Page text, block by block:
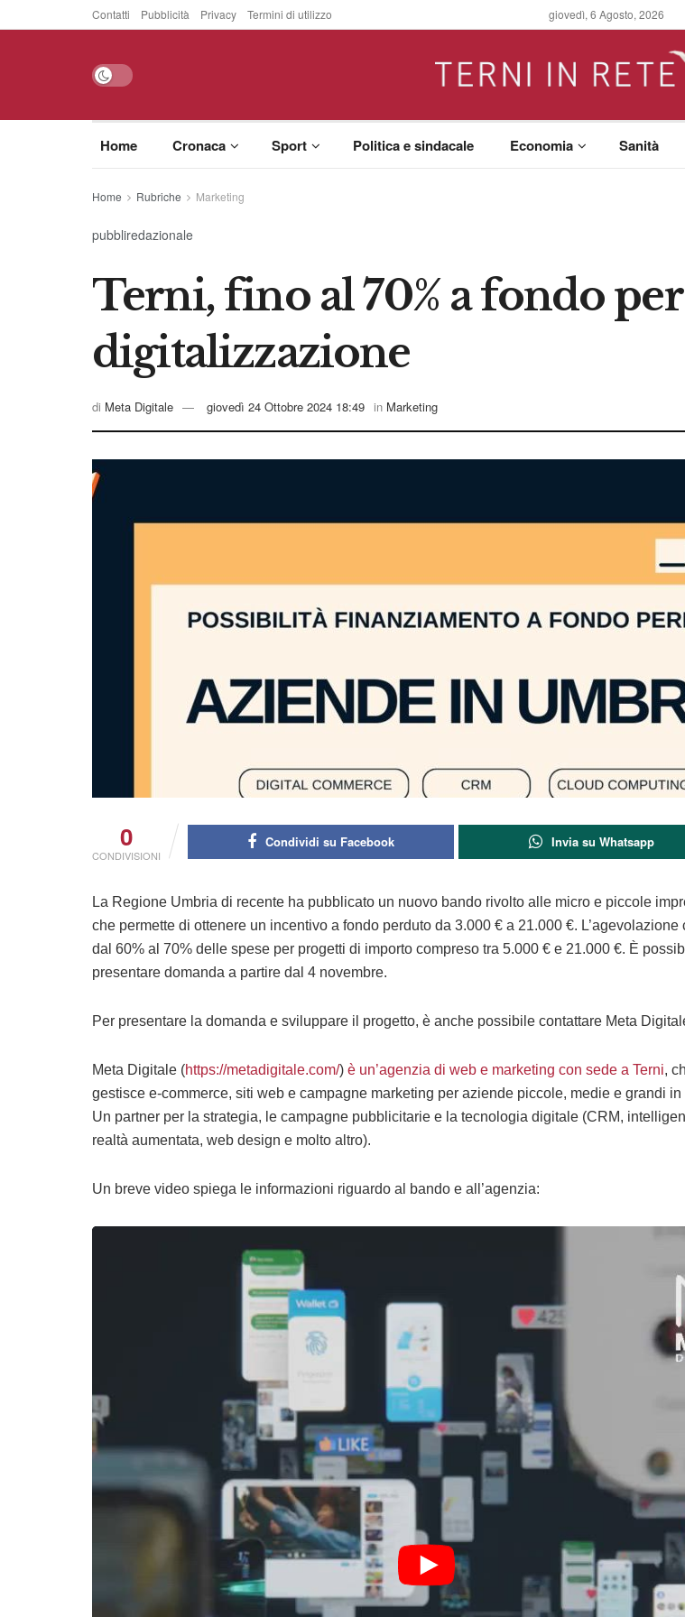
Contatti Pubblicità Privacy Termini di utilizzo giovedì, 6 Agosto, 2026
Home Cronaca Sport Politica e sindacale Economia Sanità
Home Rubriche Marketing
pubbliredazionale
Terni, fino al 70% a fondo
digitalizzazione
di Meta Digitale giovedì 24 Ottobre 2024 18:49 in Marketing
0
CONDIVISIONI
Condividi su Facebook Invia su Whatsapp
La Regione Umbria di recente ha pubblicato un nuovo bando rivolto alle micro e piccole
che permette di ottenere un incentivo a fondo perduto da 3.000 € a 21.000 €. L’agevolazione
dal 60% al 70% delle spese per progetti di importo compreso tra 5.000 € e 21.000 €. È
presentare domanda a partire dal 4 novembre.
Per presentare la domanda e sviluppare il progetto, è anche possibile contattare Meta
Meta Digitale (https://metadigitale.com/) è un’agenzia di web e marketing con sede a Terni,
gestisce e-commerce, siti web e campagne marketing per aziende piccole, medie e grandi in
Un partner per la strategia, le campagne pubblicitarie e la tecnologia digitale (CRM,
realtà aumentata, web design e molto altro).
Un breve video spiega le informazioni riguardo al bando e all’agenzia: